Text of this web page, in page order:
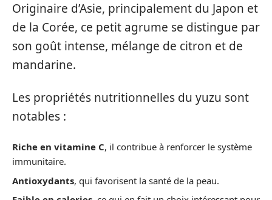
Originaire d’Asie, principalement du Japon et
de la Corée, ce petit agrume se distingue par
son goût intense, mélange de citron et de
mandarine.
Les propriétés nutritionnelles du yuzu sont
notables :
Riche en vitamine C, il contribue à renforcer le système
immunitaire.
Antioxydants, qui favorisent la santé de la peau.